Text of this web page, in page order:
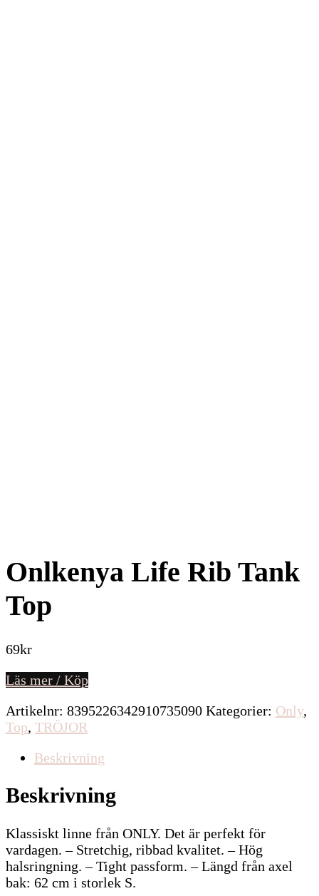
Onlkenya Life Rib Tank
Top
69kr
Läs mer / Köp
Artikelnr: 8395226342910735090 Kategorier: Only,
Top, TRÖJOR
Beskrivning
Beskrivning
Klassiskt linne från ONLY. Det är perfekt för
vardagen. – Stretchig, ribbad kvalitet. – Hög
halsringning. – Tight passform. – Längd från axel
bak: 62 cm i storlek S.